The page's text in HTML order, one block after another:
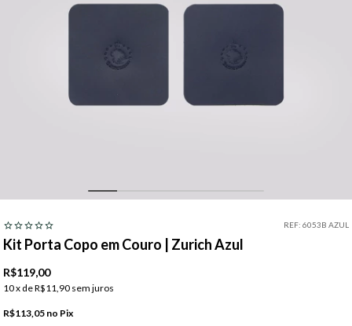
REF: 6053B AZUL
Kit Porta Copo em Couro | Zurich Azul
R$119,00
10x deR$11,90 sem juros
R$113,05 Pix